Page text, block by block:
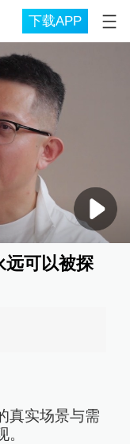
下载APP
远可以被探
真实场景与需